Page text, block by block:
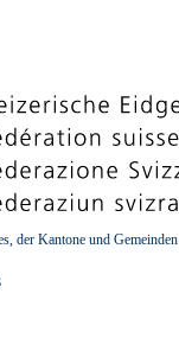
der Kantone und Gemeinden